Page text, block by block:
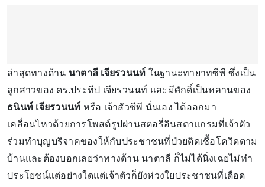
ล่าสุดทางด้าน นาตาลี เจียรวนนท์ ในฐานะทายาทซีพี ซึ่งเป็น
ลูกสาวของ ดร.ประทีป เจียรวนนท์ และมีศักดิ์เป็นหลานของ
ธนินท์ เจียรวนนท์ หรือ เจ้าสัวซีพี นั่นเอง ได้ออกมา
เคลื่อนไหวด้วยการโพสต์รูปผ่านสตอรี่อินสตาแกรมที่เจ้าตัว
ร่วมทำบุญบริจาคของให้กับประชาชนที่ป่วยติดเชื้อโควิดตาม
บ้านและต้องบอกเลยว่าทางด้าน นาตาลี ก็ไม่ได้นิ่งเฉยไม่ทำ
ประโยชน์แต่อย่างใดแต่เจ้าตัวก็ยังห่วงใยประชาชนที่เดือด